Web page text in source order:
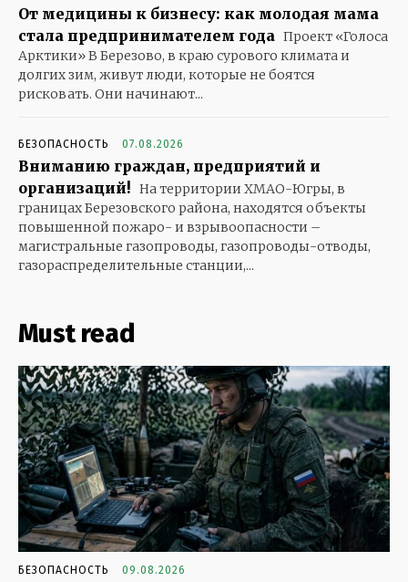
От медицины к бизнесу: как молодая мама
стала предпринимателем года Проект «Голоса
Арктики» В Березово, в краю сурового климата и
долгих зим, живут люди, которые не боятся
рисковать. Они начинают...
БЕЗОПАСНОСТЬ 07.08.2026
Вниманию граждан, предприятий и
организаций! На территории ХМАО-Югры, в
границах Березовского района, находятся объекты
повышенной пожаро- и взрывоопасности –
магистральные газопроводы, газопроводы-отводы,
газораспределительные станции,...
Must read
БЕЗОПАСНОСТЬ 09.08.2026